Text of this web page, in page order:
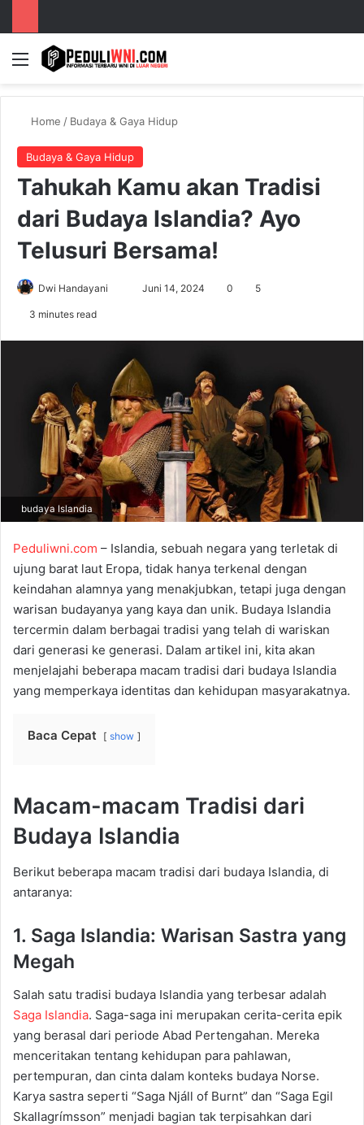
Menu
Home / Budaya & Gaya Hidup
Budaya & Gaya Hidup
Tahukah Kamu akan Tradisi
dari Budaya Islandia? Ayo
Telusuri Bersama!
Dwi Handayani
a
n
e
m
a
i
l
Juni 14, 2024 0 5
3 minutes read
budaya Islandia
Peduliwni.com – Islandia, sebuah negara yang terletak di
ujung barat laut Eropa, tidak hanya terkenal dengan
keindahan alamnya yang menakjubkan, tetapi juga dengan
warisan budayanya yang kaya dan unik. Budaya Islandia
tercermin dalam berbagai tradisi yang telah di wariskan
dari generasi ke generasi. Dalam artikel ini, kita akan
menjelajahi beberapa macam tradisi dari budaya Islandia
yang memperkaya identitas dan kehidupan masyarakatnya.
Baca Cepat show
Macam-macam Tradisi dari
Budaya Islandia
Berikut beberapa macam tradisi dari budaya Islandia, di
antaranya:
1. Saga Islandia: Warisan Sastra yang
Megah
Salah satu tradisi budaya Islandia yang terbesar adalah
Saga Islandia. Saga-saga ini merupakan cerita-cerita epik
yang berasal dari periode Abad Pertengahan. Mereka
menceritakan tentang kehidupan para pahlawan,
pertempuran, dan cinta dalam konteks budaya Norse.
Karya sastra seperti “Saga Njáll of Burnt” dan “Saga Egil
Skallagrímsson” menjadi bagian tak terpisahkan dari